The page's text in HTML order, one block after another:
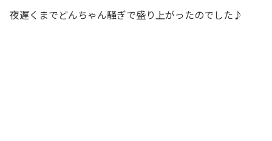
夜遅くまでどんちゃん騒ぎで盛り上がったのでした♪